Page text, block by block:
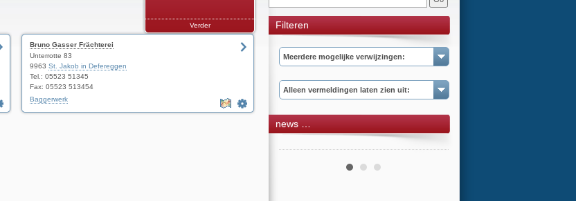
Verder
Bruno Gasser Frächterei
Unterrotte 83
9963 St. Jakob in Defereggen
Tel.: 05523 51345
Fax: 05523 513454
Baggerwerk
Filteren
Meerdere mogelijke verwijzingen:
Alleen vermeldingen laten zien uit:
news …